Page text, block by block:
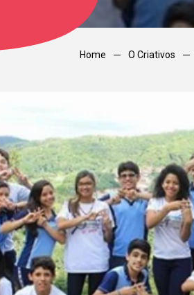
Home O Criativos